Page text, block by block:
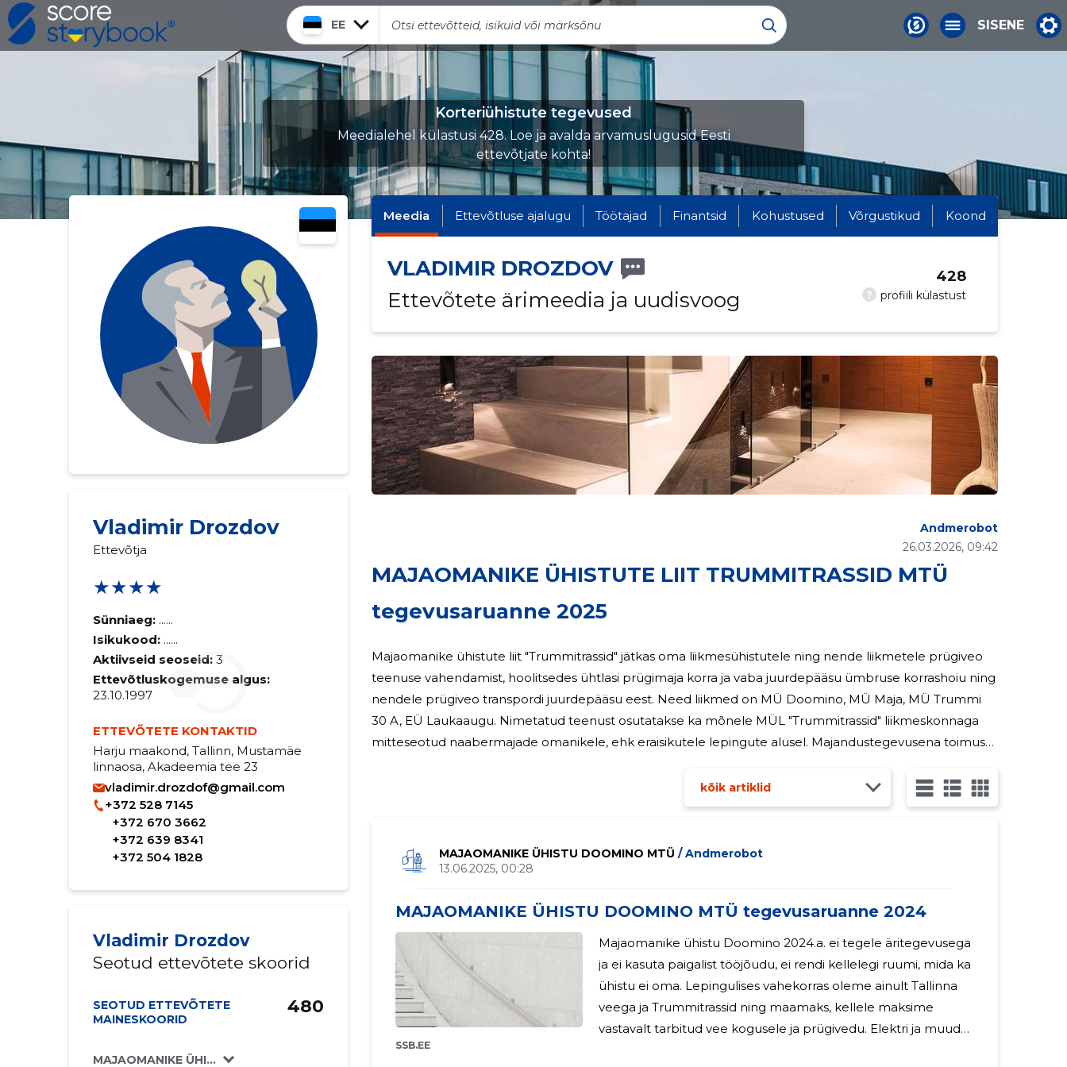
EE SISENE
Korteriühistute tegevused
Meedialehel külastusi 428. Loe ja avalda arvamuslugusid Eesti
ettevõtjate kohta!
Vladimir Drozdov
Ettevõtja
★★★★
Sünniaeg: ......
Isikukood: ......
Aktiivseid seoseid: 3
Ettevõtluskogemuse algus:
23.10.1997
ETTEVÕTETE KONTAKTID
Harju maakond, Tallinn, Mustamäe
linnaosa, Akadeemia tee 23
vladimir.drozdof@gmail.com
+372 528 7145
+372 670 3662
+372 639 8341
+372 504 1828
Vladimir Drozdov
Seotud ettevõtete skoorid
SEOTUD ETTEVÕTETE
MAINESKOORID
MAJAOMANIKE ÜHISTUTE LIIT TRUMMITRASSID MTÜ
480
Meedia Ettevõtluse ajalugu Töötajad Finantsid Kohustused Võrgustikud Koond
VLADIMIR DROZDOV
Ettevõtete ärimeedia ja uudisvoog
? profiili külastust
428
MAJAOMANIKE ÜHISTUTE LIIT TRUMMITRASSID MTÜ
tegevusaruanne 2025
26.03.2026, 09:42
Andmerobot
Majaomanike ühistute liit "Trummitrassid" jätkas oma liikmesühistutele ning nende liikmetele prügiveo
teenuse vahendamist, hoolitsedes ühtlasi prügimaja korra ja vaba juurdepääsu ümbruse korrashoiu ning
nendele prügiveo transpordi juurdepääsu eest. Need liikmed on MÜ Doomino, MÜ Maja, MÜ Trummi
30 A, EÜ Laukaaugu. Nimetatud teenust osutatakse ka mõnele MÜL "Trummitrassid" liikmeskonnaga
mitteseotud naabermajade omanikele, ehk eraisikutele lepingute alusel. Majandustegevusena toimus
kõik artiklid
MAJAOMANIKE ÜHISTU DOOMINO MTÜ / Andmerobot
13.06.2025, 00:28
MAJAOMANIKE ÜHISTU DOOMINO MTÜ tegevusaruanne 2024
SSB.EE
Majaomanike ühistu Doomino 2024.a. ei tegele äritegevusega
ja ei kasuta paigalist tööjõudu, ei rendi kellelegi ruumi, mida ka
ühistu ei oma. Lepingulises vahekorras oleme ainult Tallinna
veega ja Trummitrassid ning maamaks, kellele maksime
vastavalt tarbitud vee kogusele ja prügivedu. Elektri ja muud
Sinu kommentaar